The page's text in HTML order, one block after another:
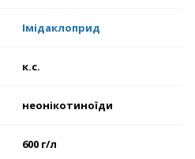
Імідаклоприд
к.с.
неонікотиноїди
600 г/л